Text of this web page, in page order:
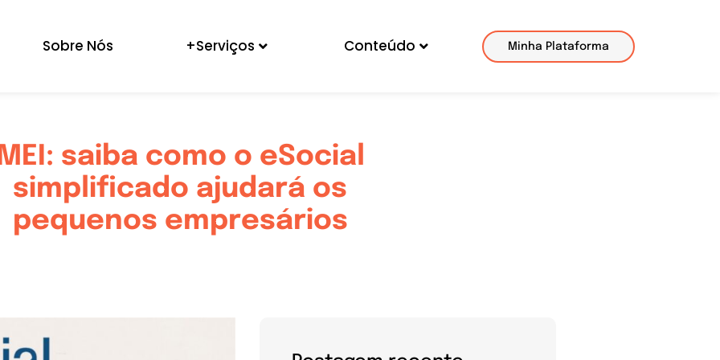
Sobre Nós +Serviços Conteúdo Minha Plataforma
saiba como o eSocial
simplificado ajudará os
pequenos empresários